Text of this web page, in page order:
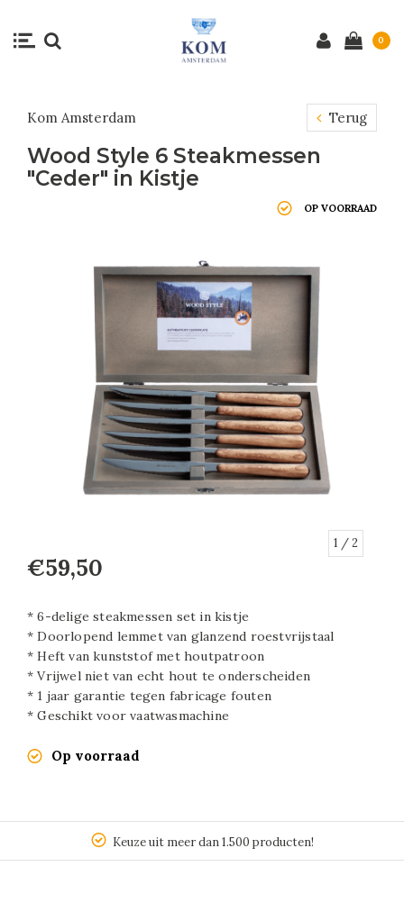
0
Kom Amsterdam Terug
Wood Style 6 Steakmessen
"Ceder" in Kistje
OP VOORRAAD
1 / 2
€59,50
* 6-delige steakmessen set in kistje
* Doorlopend lemmet van glanzend roestvrijstaal
* Heft van kunststof met houtpatroon
* Vrijwel niet van echt hout te onderscheiden
* 1 jaar garantie tegen fabricage fouten
* Geschikt voor vaatwasmachine
Op voorraad
Keuze uit meer dan 1.500 producten!